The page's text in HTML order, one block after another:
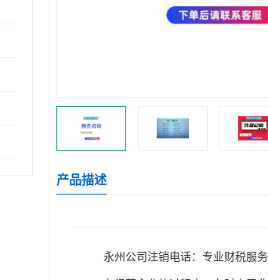
产品描述
永州公司注销电话：专业财税服